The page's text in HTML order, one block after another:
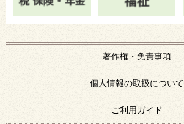
著作権・免責事項
個人情報の取扱について
ご利用ガイド